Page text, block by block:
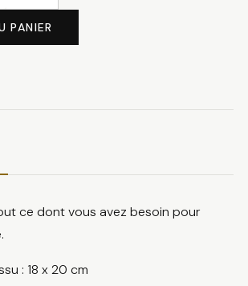
PANIER
ce dont vous avez besoin pour
: 18 x 20 cm